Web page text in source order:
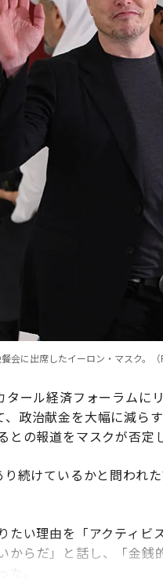
会に出席したイーロン・マスク。
ール経済フォーラムに
政治献金を大幅に減ら
との報道をマスクが否定
続けているかと問われ
たい理由を「アクティ
からだ」と話し、「金